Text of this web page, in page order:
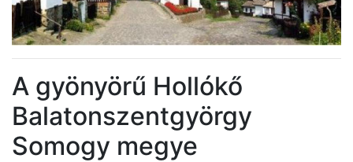
A gyönyörű Hollókő
Balatonszentgyörgy
Somogy megye